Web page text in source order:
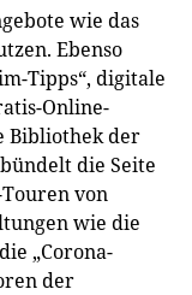
wie das
Ebenso
Tipps“, digitale
Online-
Bibliothek der
die Seite
von
wie die
„Corona-
der